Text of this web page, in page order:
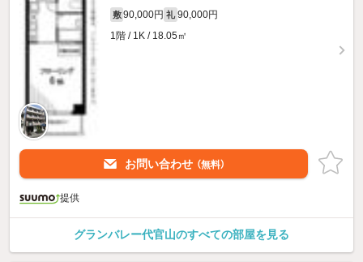
敷 90,000円 礼 90,000円
1階 / 1K / 18.05㎡
お問い合わせ （無料）
提供
グランバレー代官山のすべての部屋を見る